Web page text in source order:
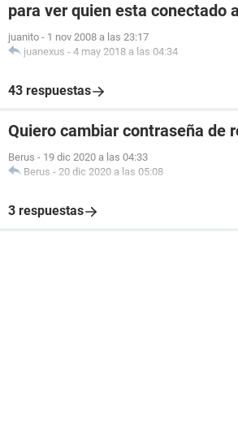
para ver quien esta conectado
juanito - 1 nov 2008 a las 23:17
juanexus - 4 may 2018 a las 04:34
43 respuestas
Quiero cambiar contraseña de
Berus - 19 dic 2020 a las 04:33
Berus - 20 dic 2020 a las 05:08
3 respuestas